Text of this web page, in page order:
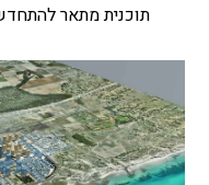
תוכנית מתאר